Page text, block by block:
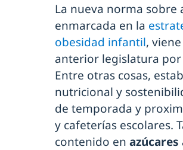
La nueva norma sobre
enmarcada en la
obesidad infantil,
anterior legislatura
Entre otras cosas,
nutricional y
de temporada y
y cafeterías escolares.
contenido en azúcares